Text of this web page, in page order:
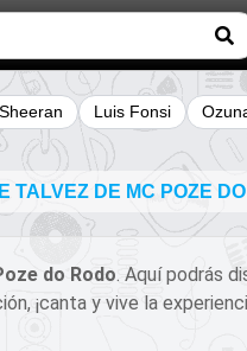
Luis Fonsi
DE MC POZE
do Rodo. Aquí podrás
¡canta y vive la